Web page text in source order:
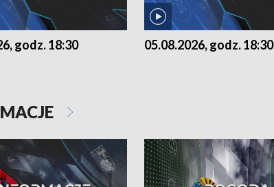
godz. 18:30 05.08.2026, godz. 18:30